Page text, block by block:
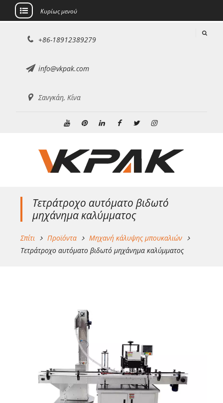
Κυρίως μενού
+86-18912389279
info@vkpak.com
Σανγκάη, Κίνα
Τετράτροχο αυτόματο βιδωτό
μηχάνημα καλύμματος
Σπίτι Προϊόντα
Μηχανή κάλυψης μπουκαλιών
Τετράτροχο αυτόματο βιδωτό μηχάνημα καλύμματος